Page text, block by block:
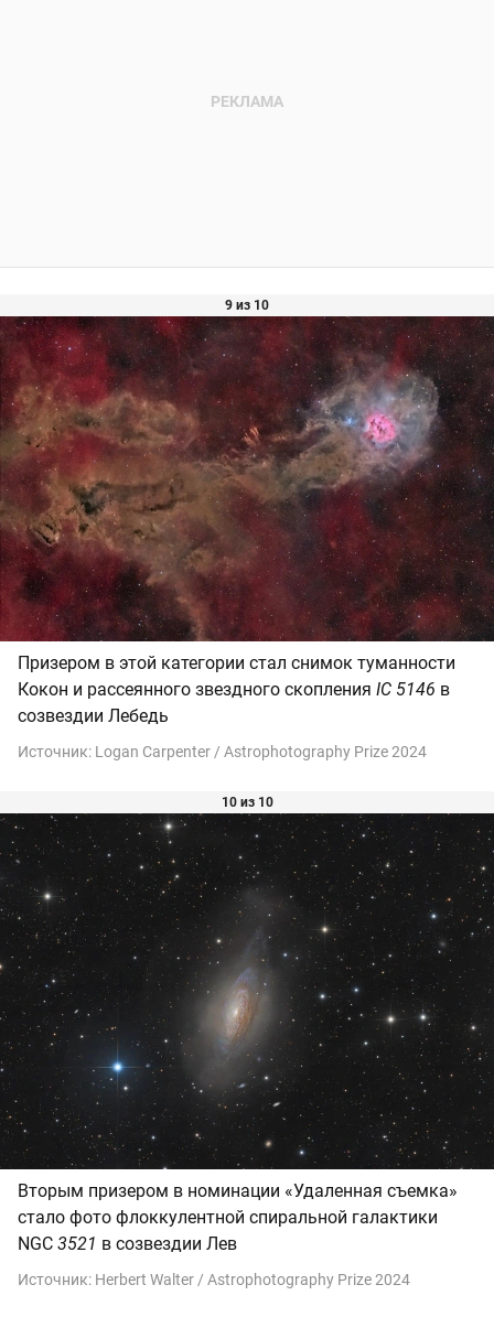
9 из 10
Призером в этой категории стал снимок туманности
Кокон и рассеянного звездного скопления IC 5146 в
созвездии Лебедь
Источник: Logan Carpenter / Astrophotography Prize 2024
10 из 10
Вторым призером в номинации «Удаленная съемка»
стало фото флоккулентной спиральной галактики
NGC 3521 в созвездии Лев
Источник: Herbert Walter / Astrophotography Prize 2024